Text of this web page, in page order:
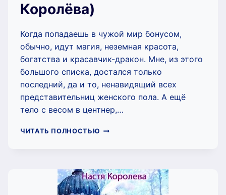
Королёва)
Когда попадаешь в чужой мир бонусом,
обычно, идут магия, неземная красота,
богатства и красавчик-дракон. Мне, из этого
большого списка, достался только
последний, да и то, ненавидящий всех
представительниц женского пола. А ещё
тело с весом в центнер,…
ЧИТАТЬ ПОЛНОСТЬЮ ВЕДЬМА
(НАСТЯ
КОРОЛЁВА)